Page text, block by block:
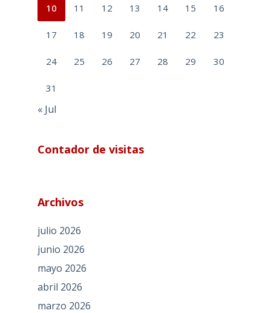
10 11 12 13 14 15 16
17 18 19 20 21 22 23
24 25 26 27 28 29 30
31
« Jul
Contador de visitas
Archivos
julio 2026
junio 2026
mayo 2026
abril 2026
marzo 2026